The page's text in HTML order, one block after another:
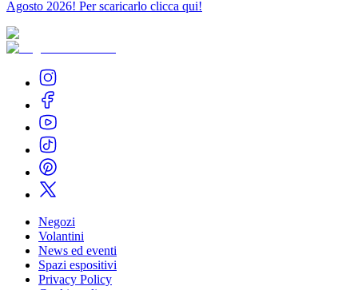
Agosto 2026! Per scaricarlo clicca qui!
Negozi
Volantini
News ed eventi
Spazi espositivi
Privacy Policy